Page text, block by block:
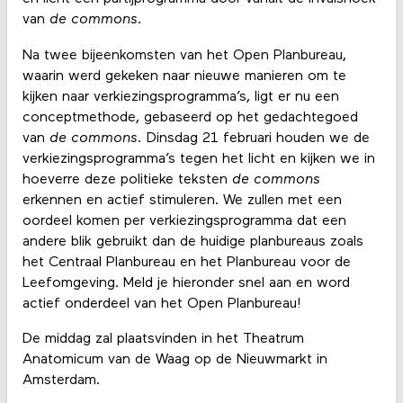
van de commons.
Na twee bijeenkomsten van het Open Planbureau,
waarin werd gekeken naar nieuwe manieren om te
kijken naar verkiezingsprogramma’s, ligt er nu een
conceptmethode, gebaseerd op het gedachtegoed
van de commons. Dinsdag 21 februari houden we de
verkiezingsprogramma’s tegen het licht en kijken we in
hoeverre deze politieke teksten de commons
erkennen en actief stimuleren. We zullen met een
oordeel komen per verkiezingsprogramma dat een
andere blik gebruikt dan de huidige planbureaus zoals
het Centraal Planbureau en het Planbureau voor de
Leefomgeving. Meld je hieronder snel aan en word
actief onderdeel van het Open Planbureau!
De middag zal plaatsvinden in het Theatrum
Anatomicum van de Waag op de Nieuwmarkt in
Amsterdam.